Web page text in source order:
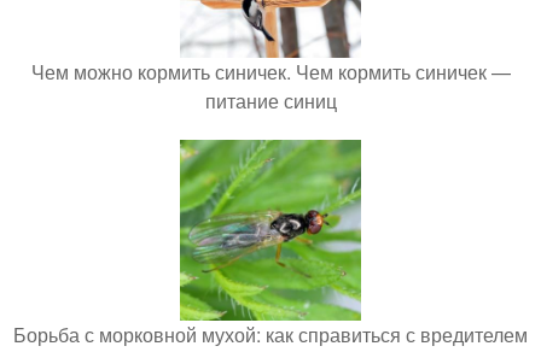
Чем можно кормить синичек. Чем кормить синичек —
питание синиц
Борьба с морковной мухой: как справиться с вредителем